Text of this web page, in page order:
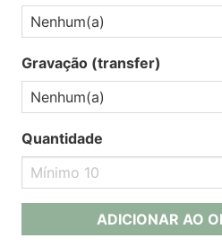
Gravação (transfer)
Quantidade
ADICIONAR AO